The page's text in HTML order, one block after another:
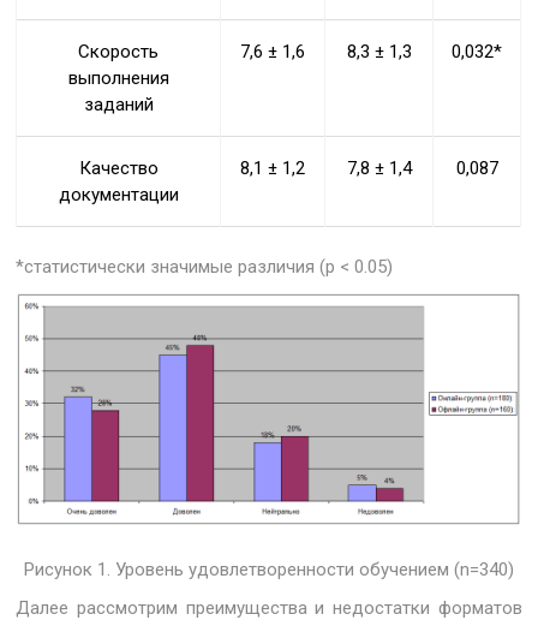
Скорость
выполнения
заданий
7,6 ± 1,6 8,3 ± 1,3 0,032*
Качество
документации
8,1 ± 1,2 7,8 ± 1,4 0,087
*статистически значимые различия (p < 0.05)
Рисунок 1. Уровень удовлетворенности обучением (n=340)
Далее рассмотрим преимущества и недостатки форматов